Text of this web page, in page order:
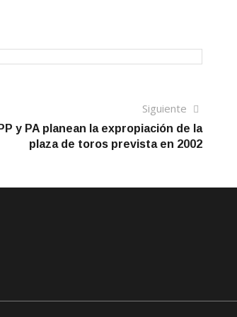
Siguiente
artículo
PP y PA planean la expropiación de la
plaza de toros prevista en 2002